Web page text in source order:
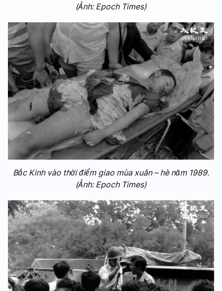
(Ảnh: Epoch Times)
Bắc Kinh vào thời điểm giao mùa xuân – hè năm 1989.
(Ảnh: Epoch Times)